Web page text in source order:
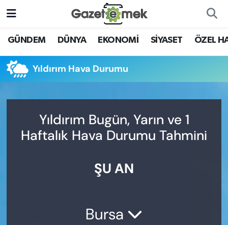
GÜNDEM DÜNYA EKONOMİ SİYASET ÖZEL
Yıldırım Hava Durumu
Yıldırım Bugün, Yarın ve 1
Haftalık Hava Durumu Tahmini
ŞU AN
Bursa
DÜNYA
EKONOMİ
YENİ MEDYADA EMEK
GAZETECİLİĞİNİ GELİŞTİRMEK
Nöbetçi Eczaneler
Hava Durumu
Trafik Durumu
Süper Lig Puan Durumu ve Fikstür